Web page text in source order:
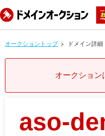
オークショントップ ドメイン詳細
オークション
aso-